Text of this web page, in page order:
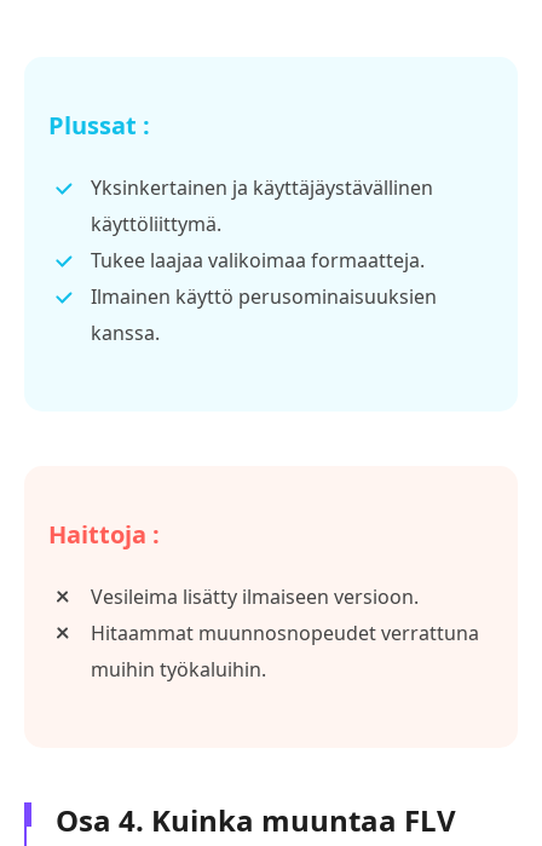
Plussat :
Yksinkertainen ja käyttäjäystävällinen
käyttöliittymä.
Tukee laajaa valikoimaa formaatteja.
Ilmainen käyttö perusominaisuuksien
kanssa.
Haittoja :
Vesileima lisätty ilmaiseen versioon.
Hitaammat muunnosnopeudet verrattuna
muihin työkaluihin.
Osa 4. Kuinka muuntaa FLV